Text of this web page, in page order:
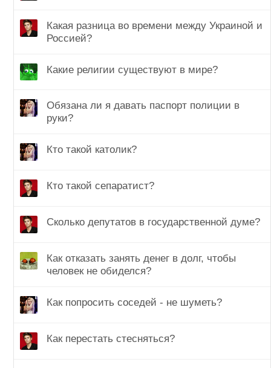
Какая разница во времени между Украиной и
Россией?
Какие религии существуют в мире?
Обязана ли я давать паспорт полиции в
руки?
Кто такой католик?
Кто такой сепаратист?
Сколько депутатов в государственной думе?
Как отказать занять денег в долг, чтобы
человек не обиделся?
Как попросить соседей - не шуметь?
Как перестать стесняться?